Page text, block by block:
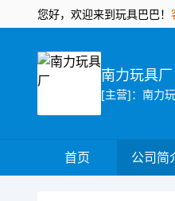
您好，欢迎来到玩具巴巴！
南力玩具厂
首页 公司简